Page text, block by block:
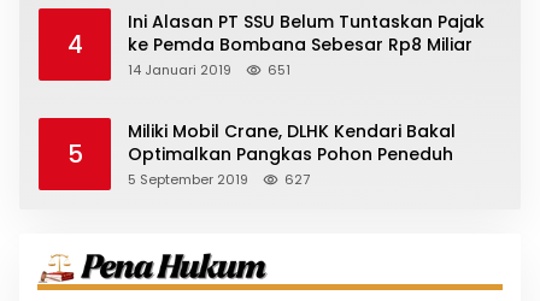
4
Ini Alasan PT SSU Belum Tuntaskan Pajak
ke Pemda Bombana Sebesar Rp8 Miliar
14 Januari 2019 651
5
Miliki Mobil Crane, DLHK Kendari Bakal
Optimalkan Pangkas Pohon Peneduh
5 September 2019 627